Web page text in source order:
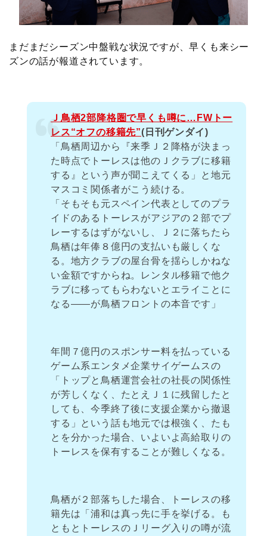
e
まだまだシーズン中盤戦な状況ですが、早くも来シー
ズンの話が報道されています。
Ｊ鳥栖2部降格圏で早くも噂に…FWトー
レス“オフの移籍先”(日刊ゲンダイ)
「鳥栖周辺から『来季Ｊ２降格が決まっ
た時点でトーレスは他のＪクラブに移籍
する』という声が聞こえてくる」と地元
マスコミ関係者がこう続ける。
「そもそも元スペイン代表としてのプラ
イドのあるトーレスがアジアの２部でプ
レーするはずがないし、Ｊ２に落ちたら
鳥栖は年俸８億円の支払いも厳しくな
る。地方クラブの屋台骨を揺らしかねな
い金額ですからね。レンタル移籍で他ク
ラブに移ってもらわないとエライことに
なる――が鳥栖フロントの本音です」
年間７億円のスポンサー料を払っている
ゲーム系エンタメ企業サイゲームスの
「トップと鳥栖運営会社の社長の関係性
が芳しくなく、たとえＪ１に残留したと
しても、今季終了後に支援企業から撤退
する」という話も地元では根強く、たも
とを分かった場合、いよいよ高給取りの
トーレスを保有することが難しくなる。
鳥栖が２部落ちした場合、トーレスの移
籍先は「浦和は真っ先に手を挙げる。も
ともとトーレスのＪリーグ入りの噂が流